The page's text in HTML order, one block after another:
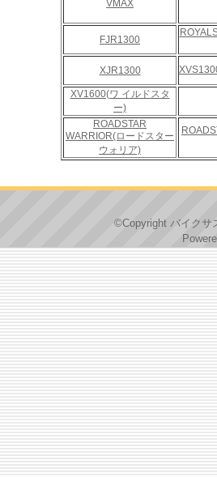
VMAX
FJR1300
XJR1300
XV1600(ワ イルドスタ
ー)
ROADSTAR
WARRIOR(ロードスター
ウォリア)
©Copyright バイクサ